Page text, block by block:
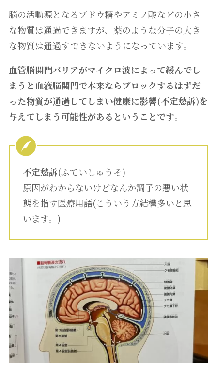
脳の活動源となるブドウ糖やアミノ酸などの小さ
な物質は通過できますが、薬のような分子の大き
な物質は通過すできないようになっています。
血管脳関門バリアがマイクロ波によって緩んでし
まうと血液脳関門で本来ならブロックするはずだ
った物質が通過してしまい健康に影響(不定愁訴)を
与えてしまう可能性があるということです。
不定愁訴(ふていしゅうそ)
原因がわからないけどなんか調子の悪い状
態を指す医療用語(こういう方結構多いと思
います。)